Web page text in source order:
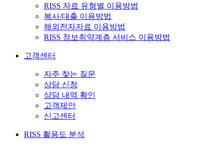
RISS 자료 유형별 이용방법
복사/대출 이용방법
해외전자자료 이용방법
RISS 정보취약계층 서비스 이용방법
고객센터
자주 찾는 질문
상담 신청
상담 내역 확인
고객제안
신고센터
RISS 활용도 분석